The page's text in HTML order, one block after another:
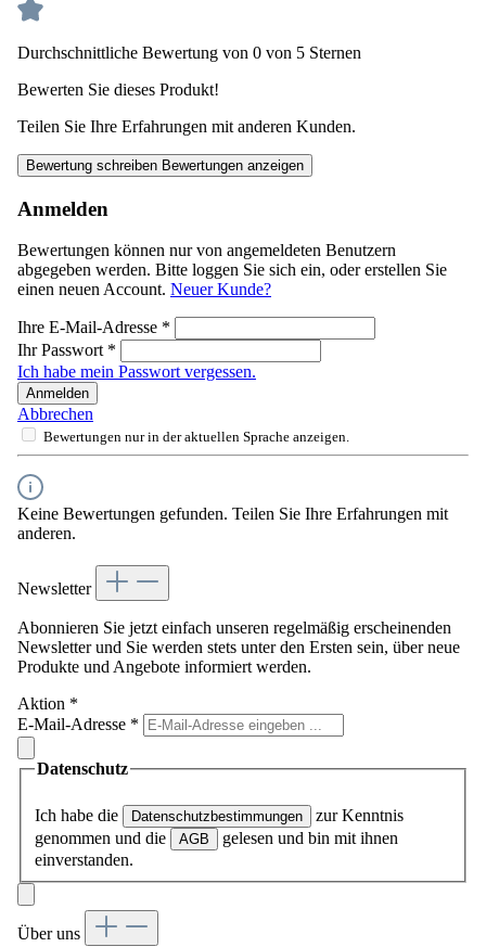
Durchschnittliche Bewertung von 0 von 5 Sternen
Bewerten Sie dieses Produkt!
Teilen Sie Ihre Erfahrungen mit anderen Kunden.
Bewertung schreiben Bewertungen anzeigen
Anmelden
Bewertungen können nur von angemeldeten Benutzern
abgegeben werden. Bitte loggen Sie sich ein, oder erstellen Sie
einen neuen Account. Neuer Kunde?
Ihre E-Mail-Adresse *
Ihr Passwort *
Ich habe mein Passwort vergessen.
Anmelden
Abbrechen
Bewertungen nur in der aktuellen Sprache anzeigen.
Keine Bewertungen gefunden. Teilen Sie Ihre Erfahrungen mit
anderen.
Newsletter
Abonnieren Sie jetzt einfach unseren regelmäßig erscheinenden
Newsletter und Sie werden stets unter den Ersten sein, über neue
Produkte und Angebote informiert werden.
Aktion *
E-Mail-Adresse *
Datenschutz
Ich habe die Datenschutzbestimmungen
zur Kenntnis
genommen und die
AGB
gelesen und bin mit ihnen
einverstanden.
Über uns